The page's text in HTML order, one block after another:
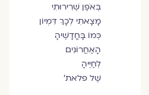
בְּאֹפֶן שְׁרִירוּתִי
מָצָאתִי לְכָךְ דִּמְיוֹן
כְּמוֹ בָּחֳדָשֶׁיהָ
הָאַחֲרוֹנִים
לְחַיֶּיהָ
שֶׁל פלאת'